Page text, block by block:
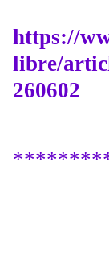
https://
libre/
260602